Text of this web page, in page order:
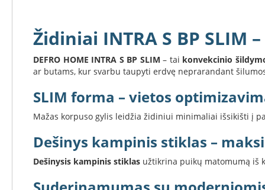
Maisto
ruošimo
krosnelės
Pakabinamos
Granulinės
krosnelės
krosnele
pajungimo
Židiniai INTRA S BP
DEFRO HOME INTRA S BP SLIM – tai konvekcinio
ar butams, kur svarbu taupyti erdvę neprarandant
SLIM forma – vietos
Mažas korpuso gylis leidžia židiniui minimaliai išsikišti į
Dešinys kampinis stiklas –
Dešinysis kampinis stiklas užtikrina puikų matomumą iš